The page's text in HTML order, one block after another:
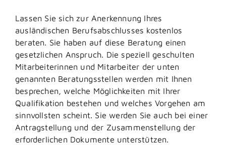
Lassen Sie sich zur Anerkennung Ihres
ausländischen Berufsabschlusses kostenlos
beraten. Sie haben auf diese Beratung einen
gesetzlichen Anspruch. Die speziell geschulten
Mitarbeiterinnen und Mitarbeiter der unten
genannten Beratungsstellen werden mit Ihnen
besprechen, welche Möglichkeiten mit Ihrer
Qualifikation bestehen und welches Vorgehen am
sinnvollsten scheint. Sie werden Sie auch bei einer
Antragstellung und der Zusammenstellung der
erforderlichen Dokumente unterstützen.